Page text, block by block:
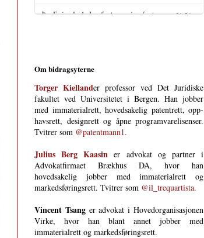
Om bidragsyterne
Torger Kiellander professor ved Det Juri­diske
fakultet ved Uni­versi­tetet i Bergen. Han jobber
med immateria­l­rett, hoved­­sakelig patent­­rett, opp­
havs­­­rett, design­rett og åpne program­vare­lisenser.
Tvitrer som @patentmann1.
Julius Berg Kaasin er advokat og partner i
Advokatfirmaet Brækhus DA, hvor han
hovedsakelig jobber med immaterial­rett og
markedsføringsrett. Tvitrer som @il_trequartista.
Vincent Tsanger advokat i Hovedorganisasjonen
Virke, hvor han blant annet jobber med
immaterialrett og markedsføringsrett.